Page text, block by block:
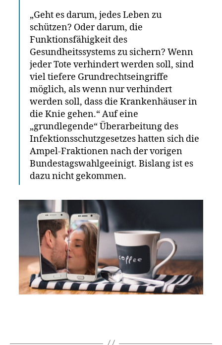
„Geht es darum, jedes Leben zu
schützen? Oder darum, die
Funktionsfähigkeit des
Gesundheitssystems zu sichern? Wenn
jeder Tote verhindert werden soll, sind
viel tiefere Grundrechtseingriffe
möglich, als wenn nur verhindert
werden soll, dass die Krankenhäuser in
die Knie gehen.“ Auf eine
„grundlegende“ Überarbeitung des
Infektionsschutzgesetzes hatten sich die
Ampel-Fraktionen nach der vorigen
Bundestagswahlgeeinigt. Bislang ist es
dazu nicht gekommen.